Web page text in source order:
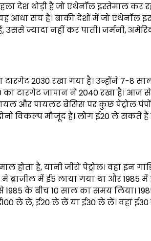
देश थोड़ी है जो एथेनॉल इस्तेमाल कर
आधा सच है। बाकी देशों में जो एथेनॉल
उससे ज्यादा नहीं कर पातीं। जर्मनी,
2030 रखा गया है। उन्होंने 7-8
टारगेट जापान ने 2040 रखा है। आज से
और पायलट बेसिस पर कुछ पेट्रोल
विकल्प मौजूद हैं। लोग ई20 ले सकते हैं
है, यानी जीरो पेट्रोल। वहां इन
ब्राजील में ई5 लाया गया था और 1985 में
1985 के बीच 10 साल का समय लिया।
ले लें, ई20 ले लें या ई30 ले लें। वहां